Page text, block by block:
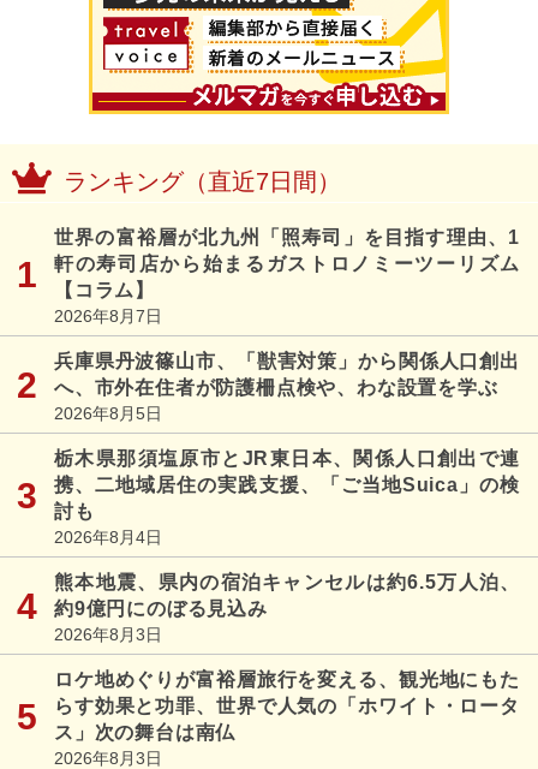
ランキング（直近7日間）
世界の富裕層が北九州「照寿司」を目指す理由、1
軒の寿司店から始まるガストロノミーツーリズム
【コラム】
2026年8月7日
兵庫県丹波篠山市、「獣害対策」から関係人口創出
へ、市外在住者が防護柵点検や、わな設置を学ぶ
2026年8月5日
栃木県那須塩原市とJR東日本、関係人口創出で連
携、二地域居住の実践支援、「ご当地Suica」の検
討も
2026年8月4日
熊本地震、県内の宿泊キャンセルは約6.5万人泊、
約9億円にのぼる見込み
2026年8月3日
ロケ地めぐりが富裕層旅行を変える、観光地にもた
らす効果と功罪、世界で人気の「ホワイト・ロータ
ス」次の舞台は南仏
2026年8月3日